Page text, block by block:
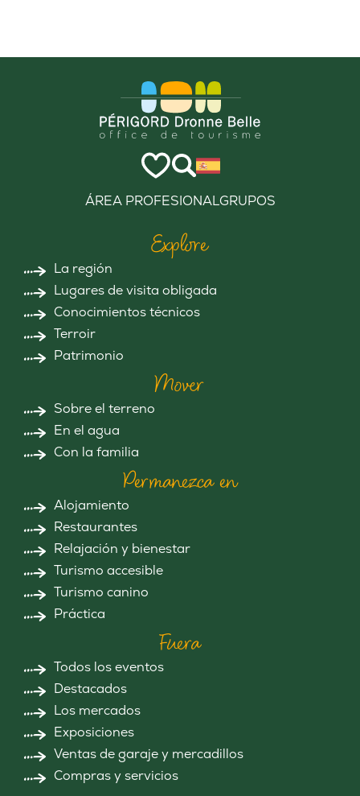
ÁREA PROFESIONALGRUPOS
Explore
La región
Lugares de visita obligada
Conocimientos técnicos
Terroir
Patrimonio
Mover
Sobre el terreno
En el agua
Con la familia
Permanezca en
Alojamiento
Restaurantes
Relajación y bienestar
Turismo accesible
Turismo canino
Práctica
Fuera
Todos los eventos
Destacados
Los mercados
Exposiciones
Ventas de garaje y mercadillos
Compras y servicios